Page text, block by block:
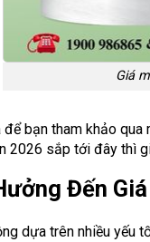
Giá
bạn tham khảo
2026 sắp tới đây thì
Đến
dựa trên nhiều yếu